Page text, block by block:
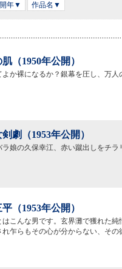
年▼ 作品名▼
（1950年公開）
よか裸になるか？銀幕を圧し、万
劇（1953年公開）
ラ娘の久保幸江、赤い蹴出しをチ
（1953年公開）
はこんな男です。玄界灘で獲れた
れ乍らもその心が分からない、そ